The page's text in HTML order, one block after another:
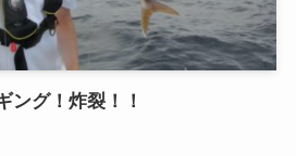
ング！炸裂！！